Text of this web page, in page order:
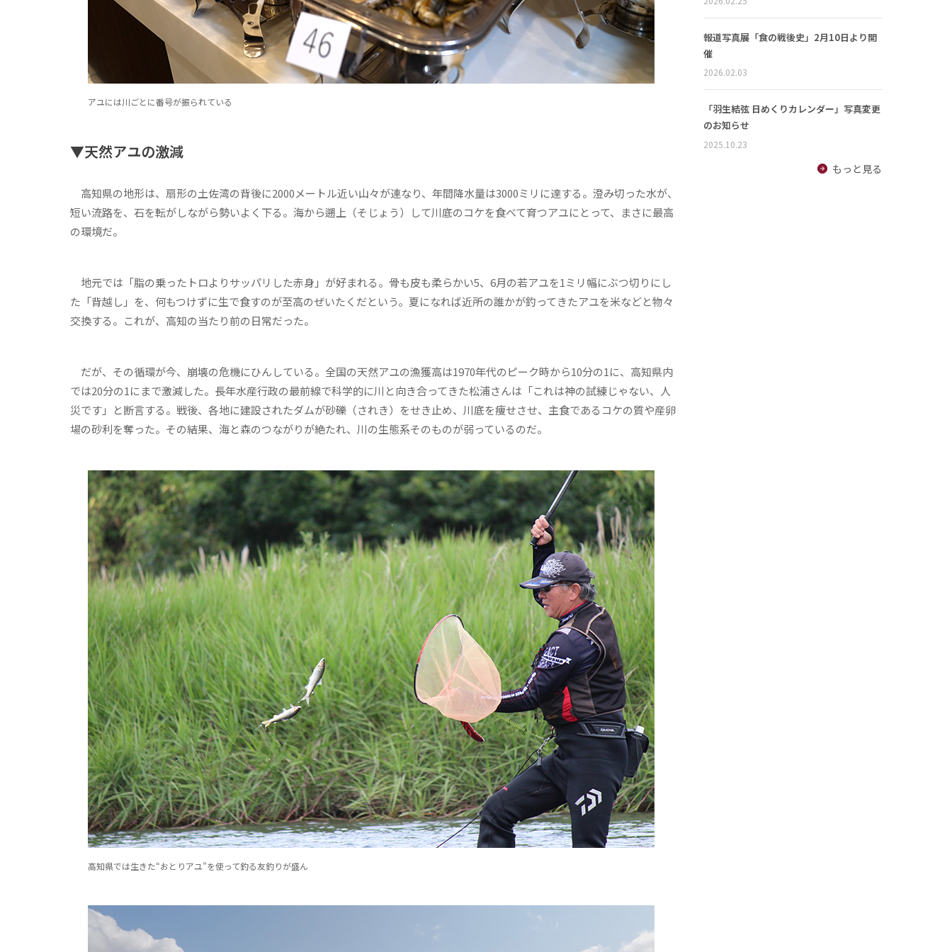
アユには川ごとに番号が振られている
▼天然アユの激減
高知県の地形は、扇形の土佐湾の背後に2000メートル近い山々が連なり、年間降水量は3000ミリに達する。澄み切った水が、
短い流路を、石を転がしながら勢いよく下る。海から遡上（そじょう）して川底のコケを食べて育つアユにとって、まさに最高
の環境だ。
地元では「脂の乗ったトロよりサッパリした赤身」が好まれる。骨も皮も柔らかい5、6月の若アユを1ミリ幅にぶつ切りにし
た「背越し」を、何もつけずに生で食すのが至高のぜいたくだという。夏になれば近所の誰かが釣ってきたアユを米などと物々
交換する。これが、高知の当たり前の日常だった。
だが、その循環が今、崩壊の危機にひんしている。全国の天然アユの漁獲高は1970年代のピーク時から10分の1に、高知県内
では20分の1にまで激減した。長年水産行政の最前線で科学的に川と向き合ってきた松浦さんは「これは神の試練じゃない、人
災です」と断言する。戦後、各地に建設されたダムが砂礫（されき）をせき止め、川底を痩せさせ、主食であるコケの質や産卵
場の砂利を奪った。その結果、海と森のつながりが絶たれ、川の生態系そのものが弱っているのだ。
高知県では生きた“おとりアユ”を使って釣る友釣りが盛ん
報道写真展「食の戦後史」2月10日より開
催
2026.02.03
「羽生結弦 日めくりカレンダー」写真変更
のお知らせ
2025.10.23
もっと見る